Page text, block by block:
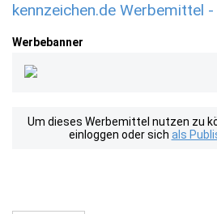
kennzeichen.de Werbemittel
Werbebanner
Um dieses Werbemittel nutzen zu
einloggen oder sich als